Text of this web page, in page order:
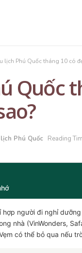
lịch Phú Quốc tháng 10 có
Quốc
Phú Quốc Reading
hợp người đi nghỉ
nhà (VinWonders,
có thể bỏ qua nếu